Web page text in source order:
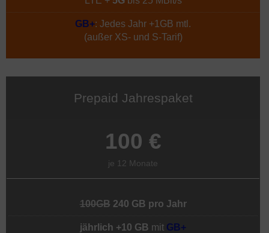
GB+: Jedes Jahr +1GB mtl.
(außer XS- und S-Tarif)
Prepaid Jahrespaket
100 €
je 12 Monate
100GB 240 GB pro Jahr
jährlich +10 GB mit GB+